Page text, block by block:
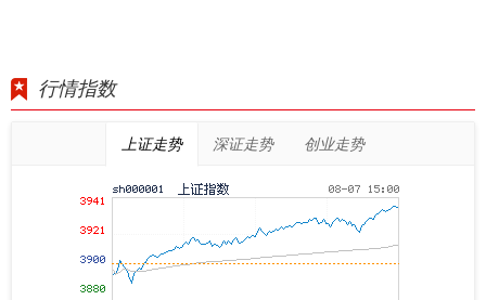
行情指数
上证走势 深证走势 创业走势